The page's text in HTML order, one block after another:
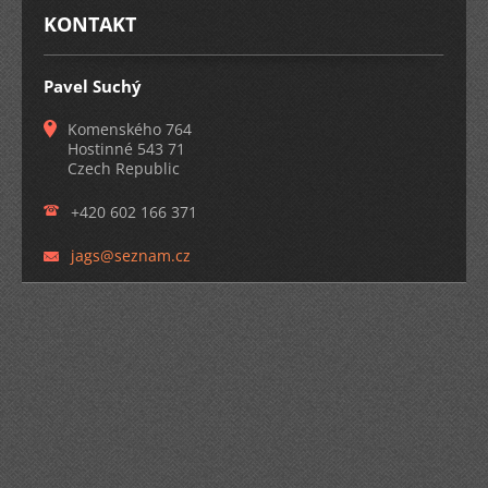
KONTAKT
Pavel Suchý
Komenského 764
Hostinné 543 71
Czech Republic
+420 602 166 371
jags@seznam.cz